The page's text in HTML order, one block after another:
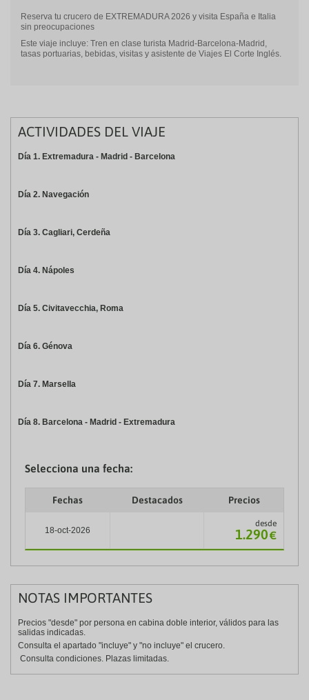
Reserva tu crucero de EXTREMADURA 2026 y visita España e Italia
sin preocupaciones
Este viaje incluye: Tren en clase turista Madrid-Barcelona-Madrid,
tasas portuarias, bebidas, visitas y asistente de Viajes El Corte Inglés.
ACTIVIDADES DEL VIAJE
Día 1. Extremadura - Madrid - Barcelona
Día 2. Navegación
Día 3. Cagliari, Cerdeña
Día 4. Nápoles
Día 5. Civitavecchia, Roma
Día 6. Génova
Día 7. Marsella
Día 8. Barcelona - Madrid - Extremadura
Selecciona una fecha:
Fechas Destacados Precios
18-oct-2026
desde
1.290€
NOTAS IMPORTANTES
Precios "desde" por persona en cabina doble interior, válidos para las
salidas indicadas.
Consulta el apartado "incluye" y "no incluye" el crucero.
Consulta condiciones. Plazas limitadas.